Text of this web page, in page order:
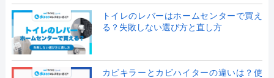
トイレのレバーはホームセンターで買え
る？失敗しない選び方と直し方
カビキラーとカビハイターの違いは？使